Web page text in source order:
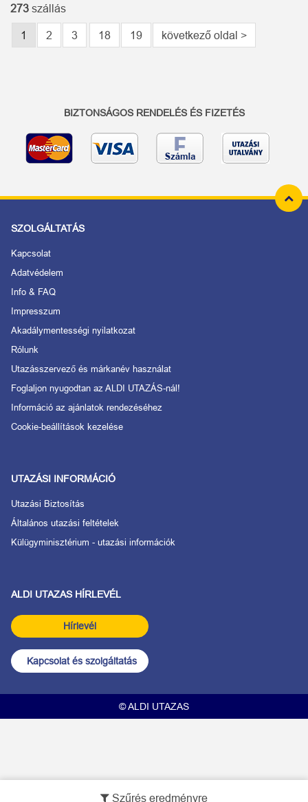
273 szállás
1 2 3 18 19 következő oldal >
Szűrés eredményre
BIZTONSÁGOS RENDELÉS ÉS FIZETÉS
SZOLGÁLTATÁS
Kapcsolat
Adatvédelem
Info & FAQ
Impresszum
Akadálymentességi nyilatkozat
Rólunk
Utazásszervező és márkanév használat
Foglaljon nyugodtan az ALDI UTAZÁS-nál!
Információ az ajánlatok rendezéséhez
Cookie-beállítások kezelése
UTAZÁSI INFORMÁCIÓ
Utazási Biztosítás
Általános utazási feltételek
Külügyminisztérium - utazási információk
ALDI UTAZAS HÍRLEVÉL
Hírlevél
Kapcsolat és szolgáltatás
© ALDI UTAZAS